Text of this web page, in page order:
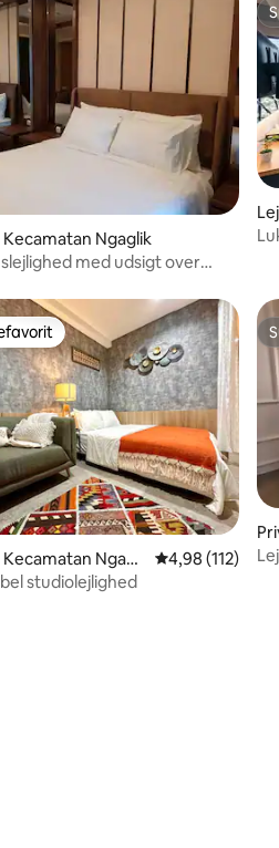
bedømmelse, 5 omtaler
Kecamatan Ngaglik
med udsigt over
k
Ngagli 4,98 ud af 5 i
4,98 (112)
studiolejlighed